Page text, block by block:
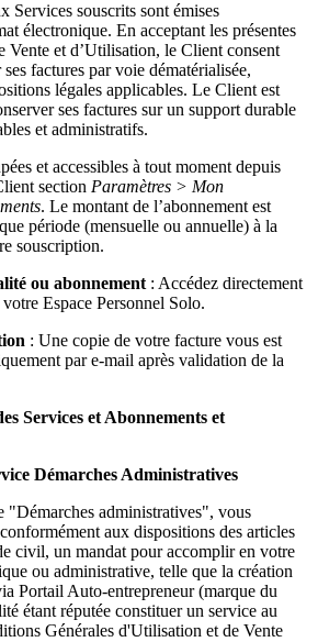
Services souscrits sont émises
électronique. En acceptant les présentes
Vente et d’Utilisation, le Client consent
factures par voie dématérialisée,
légales applicables. Le Client est
ses factures sur un support durable
et administratifs.
et accessibles à tout moment depuis
section Paramètres > Mon
. Le montant de l’abonnement est
période (mensuelle ou annuelle) à la
souscription.
ou abonnement: Accédez directement
Espace Personnel Solo.
: Une copie de votre facture vous est
par e-mail après validation de la
Services et Abonnements et
Démarches Administratives
"Démarches administratives", vous
aux dispositions des articles
civil, un mandat pour accomplir en votre
ou administrative, telle que la création
Portail Auto-entrepreneur (marque du
étant réputée constituer un service au
Générales d'Utilisation et de Vente